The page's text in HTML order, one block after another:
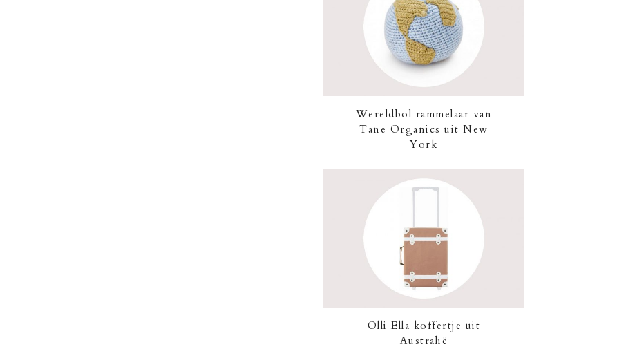
Wereldbol rammelaar van
Tane Organics uit New
York
Olli Ella koffertje uit
Australië